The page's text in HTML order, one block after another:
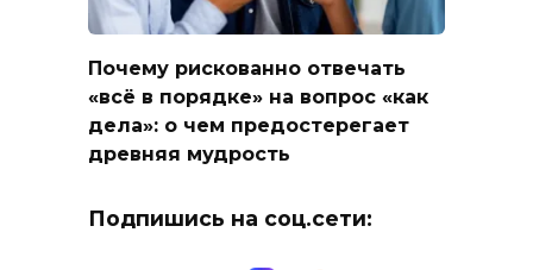
Почему рискованно отвечать
«всё в порядке» на вопрос «как
дела»: о чем предостерегает
древняя мудрость
Подпишись на соц.сети: